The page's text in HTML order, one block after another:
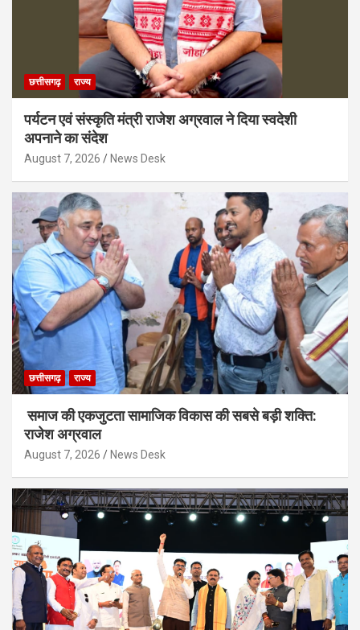
छत्तीसगढ़ राज्य
पर्यटन एवं संस्कृति मंत्री राजेश अग्रवाल ने दिया स्वदेशी
अपनाने का संदेश
August 7, 2026 News Desk
छत्तीसगढ़ राज्य
समाज की एकजुटता सामाजिक विकास की सबसे बड़ी शक्ति:
राजेश अग्रवाल
August 7, 2026 News Desk